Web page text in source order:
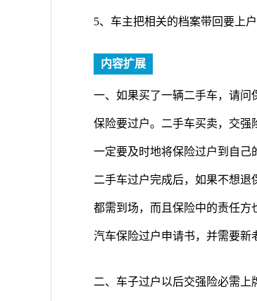
5、车主把相关的档案带回要上
内容扩展
一、如果买了一辆二手车，请问
保险要过户。二手车买卖，交强
一定要及时地将保险过户到自己
二手车过户完成后，如果不想
都需到场，而且保险中的责任方
汽车保险过户申请书，并需要新
二、车子过户以后交强险必需上